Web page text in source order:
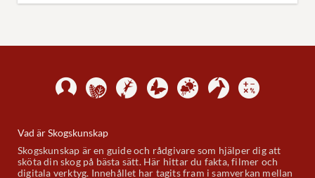
Vad är Skogskunskap
Skogskunskap är en guide och rådgivare som hjälper dig att
sköta din skog på bästa sätt. Här hittar du fakta, filmer och
digitala verktyg. Innehållet har tagits fram i samverkan mellan